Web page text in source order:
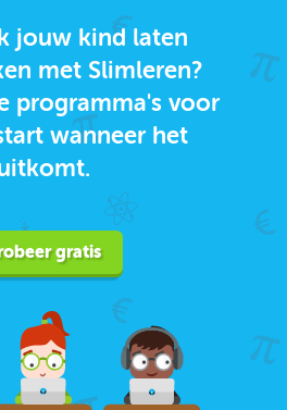
jouw kind laten
met Slimleren?
programma's voor
wanneer het
gratis